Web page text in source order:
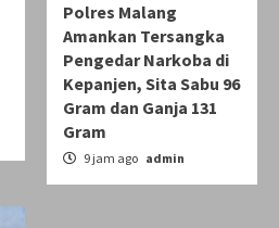
Polres Malang
Amankan Tersangka
Pengedar Narkoba di
Kepanjen, Sita Sabu 96
Gram dan Ganja 131
Gram
9 jam ago admin